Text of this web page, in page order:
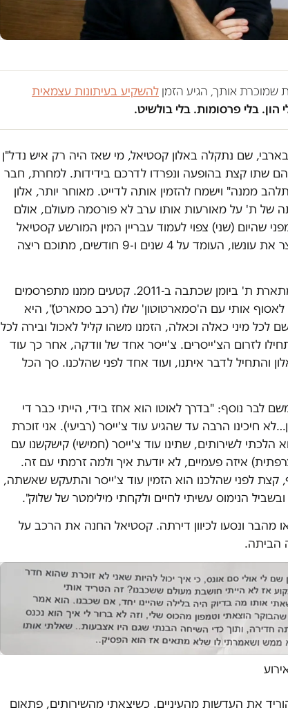
שמוכרת אותך, הגיע הזמן להשקיע בעיתונות עצמאית
הון. בלי פרסומות. בלי בולשיט.
בבארבי, שם נתקלה באלון קסטיאל, מי שאז היה רק איש נדל"ן
הם שתו קצת בהופעה ונפרדו לדרכם בידידות. למחרת, חבר
ממנה" וישמח להזמין אותה לדייט. מאוחר יותר, אלון
של ת' על מאורעות אותו ערב לא פורסמה מעולם, אולם
שהיום (שני) צפוי לעמוד עבריין המין המורשע קסטיאל
בפני ועדת השחרורים ולבקש לקצר את עונשו, העומד על 4 שנים ו-9 חודשים, מתוכם ריצה
את תיאור המפגש עם קסטיאל מתארת ת' ביומן שכתבה ב-2011. קטעים ממנו מתפרסמים
אותי עם ה'סמארטוטון' שלו (רכב סמארט)", היא
מיני כאלה וכאלה, הזמנו משהו קליל לאכול ובירה לכל
לזרום הצ'ייסרים. צ'ייסר אחד של וודקה, אחר כך עוד
והתחיל לדבר איתנו, ועוד אחד לפני שהלכנו. סך הכל
לבר נוסף: "בדרך לאוטו הוא אחז בידי, הייתי כבר די
חיכינו הרבה עד שהגיע עוד צ'ייסר (רביעי). אני זוכרת
לשירותים, שתינו עוד צ'ייסר (חמישי) קישקשנו עם
איזה פעמיים, לא יודעת איך ולמה זרמתי עם זה.
קצת לפני שהלכנו הוא הזמין עוד צ'ייסר והתעקש שאשתה,
הנימוס עשיתי לחיים ולקחתי מילימטר של שלוק".
מהבר ונסעו לכיוון דירתה. קסטיאל החנה את הרכב על
הביתה.
את העדשות מהעיניים. כשיצאתי מהשירותים, פתאום